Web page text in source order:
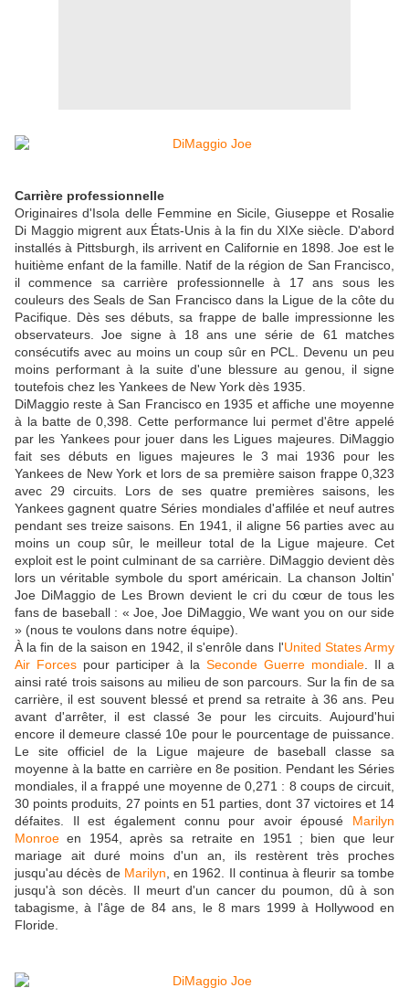
Carrière professionnelle
Originaires d'Isola delle Femmine en Sicile, Giuseppe et Rosalie
Di Maggio migrent aux États-Unis à la fin du XIXe siècle. D'abord
installés à Pittsburgh, ils arrivent en Californie en 1898. Joe est le
huitième enfant de la famille. Natif de la région de San Francisco,
il commence sa carrière professionnelle à 17 ans sous les
couleurs des Seals de San Francisco dans la Ligue de la côte du
Pacifique. Dès ses débuts, sa frappe de balle impressionne les
observateurs. Joe signe à 18 ans une série de 61 matches
consécutifs avec au moins un coup sûr en PCL. Devenu un peu
moins performant à la suite d'une blessure au genou, il signe
toutefois chez les Yankees de New York dès 1935.
DiMaggio reste à San Francisco en 1935 et affiche une moyenne
à la batte de 0,398. Cette performance lui permet d'être appelé
par les Yankees pour jouer dans les Ligues majeures. DiMaggio
fait ses débuts en ligues majeures le 3 mai 1936 pour les
Yankees de New York et lors de sa première saison frappe 0,323
avec 29 circuits. Lors de ses quatre premières saisons, les
Yankees gagnent quatre Séries mondiales d'affilée et neuf autres
pendant ses treize saisons. En 1941, il aligne 56 parties avec au
moins un coup sûr, le meilleur total de la Ligue majeure. Cet
exploit est le point culminant de sa carrière. DiMaggio devient dès
lors un véritable symbole du sport américain. La chanson Joltin'
Joe DiMaggio de Les Brown devient le cri du cœur de tous les
fans de baseball : « Joe, Joe DiMaggio, We want you on our side
» (nous te voulons dans notre équipe).
À la fin de la saison en 1942, il s'enrôle dans l'United States Army
Air Forces pour participer à la Seconde Guerre mondiale . Il a
ainsi raté trois saisons au milieu de son parcours. Sur la fin de sa
carrière, il est souvent blessé et prend sa retraite à 36 ans. Peu
avant d'arrêter, il est classé 3e pour les circuits. Aujourd'hui
encore il demeure classé 10e pour le pourcentage de puissance.
Le site officiel de la Ligue majeure de baseball classe sa
moyenne à la batte en carrière en 8e position. Pendant les Séries
mondiales, il a frappé une moyenne de 0,271 : 8 coups de circuit,
30 points produits, 27 points en 51 parties, dont 37 victoires et 14
défaites. Il est également connu pour avoir épousé Marilyn
Monroe en 1954, après sa retraite en 1951 ; bien que leur
mariage ait duré moins d'un an, ils restèrent très proches
jusqu'au décès de Marilyn , en 1962. Il continua à fleurir sa tombe
jusqu'à son décès. Il meurt d'un cancer du poumon, dû à son
tabagisme, à l'âge de 84 ans, le 8 mars 1999 à Hollywood en
Floride.